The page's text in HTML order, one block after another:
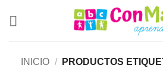
INICIO / PRODUCTOS